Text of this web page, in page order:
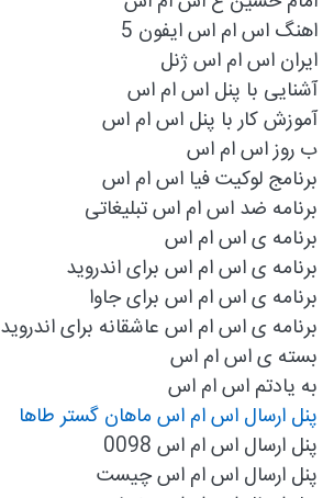
اهنگ اس ام اس ایفون 5
ايران اس ام اس ژنل
آشنایی با پنل اس ام اس
آموزش کار با پنل اس ام اس
ب روز اس ام اس
برنامج لوكيت فيا اس ام اس
برنامه ضد اس ام اس تبلیغاتی
برنامه ی اس ام اس
برنامه ی اس ام اس برای اندروید
برنامه ی اس ام اس برای جاوا
برنامه ی اس ام اس عاشقانه برای اندروید
بسته ی اس ام اس
به یادتم اس ام اس
پنل ارسال اس ام اس ماهان گستر طاها
پنل ارسال اس ام اس 0098
پنل ارسال اس ام اس چیست